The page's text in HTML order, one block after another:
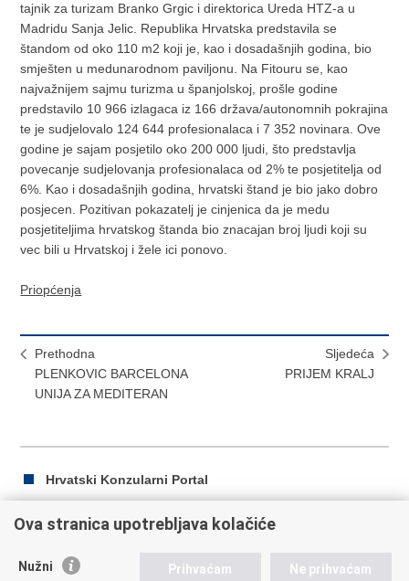
tajnik za turizam Branko Grgic i direktorica Ureda HTZ-a u
Madridu Sanja Jelic. Republika Hrvatska predstavila se
štandom od oko 110 m2 koji je, kao i dosadašnjih godina, bio
smješten u medunarodnom paviljonu. Na Fitouru se, kao
najvažnijem sajmu turizma u španjolskoj, prošle godine
predstavilo 10 966 izlagaca iz 166 država/autonomnih pokrajina
te je sudjelovalo 124 644 profesionalaca i 7 352 novinara. Ove
godine je sajam posjetilo oko 200 000 ljudi, što predstavlja
povecanje sudjelovanja profesionalaca od 2% te posjetitelja od
6%. Kao i dosadašnjih godina, hrvatski štand je bio jako dobro
posjecen. Pozitivan pokazatelj je cinjenica da je medu
posjetiteljima hrvatskog štanda bio znacajan broj ljudi koji su
vec bili u Hrvatskoj i žele ici ponovo.
Priopćenja
Prethodna
PLENKOVIC BARCELONA
UNIJA ZA MEDITERAN
Sljedeća
PRIJEM KRALJ
Hrvatski Konzularni Portal
Ispiši
Podijeli
Ova stranica upotrebljava kolačiće
Nužni Prihvaćam Ne prihvaćam